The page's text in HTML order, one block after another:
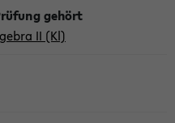
II (Kl)